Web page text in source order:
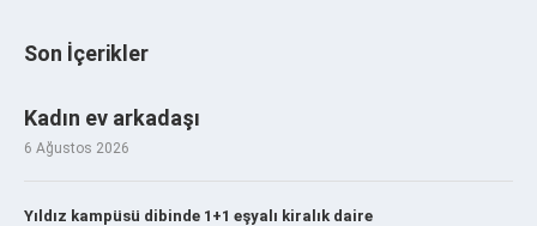
Son İçerikler
Kadın ev arkadaşı
6 Ağustos 2026
Yıldız kampüsü dibinde 1+1 eşyalı kiralık daire